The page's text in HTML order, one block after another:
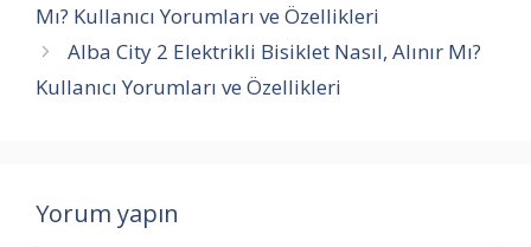
Mı? Kullanıcı Yorumları ve Özellikleri
Alba City 2 Elektrikli Bisiklet Nasıl, Alınır Mı?
Kullanıcı Yorumları ve Özellikleri
Yorum yapın